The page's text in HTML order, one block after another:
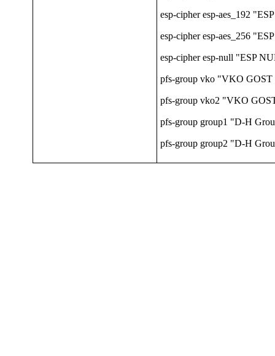
esp-cipher esp-aes_192
esp-cipher esp-aes_256
esp-cipher esp-null "ESP
pfs-group vko "VKO GOST
pfs-group vko2 "VKO
pfs-group group1 "D-H
pfs-group group2 "D-H